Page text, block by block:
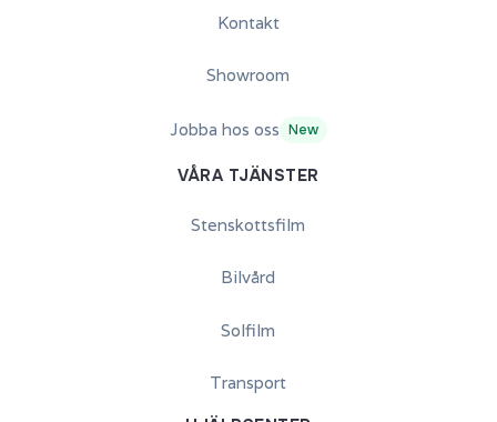
Kontakt
Showroom
Jobba hos oss New
VÅRA TJÄNSTER
Stenskottsfilm
Bilvård
Solfilm
Transport